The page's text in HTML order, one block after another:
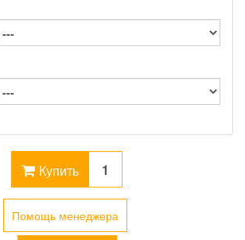
Купить
Помощь менеджера